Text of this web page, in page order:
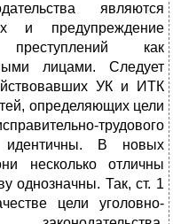
являются
и предупреждение
как
лицами. Следует
УК и ИТК
определяющих цели
трудового
идентичны. В новых
несколько отличны
однозначны. Так, ст. 1
цели уголовно-